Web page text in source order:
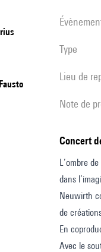
Type
Lieu de
note de
Concert
L’ombre
dans
Neuwirth
de
En
Avec le